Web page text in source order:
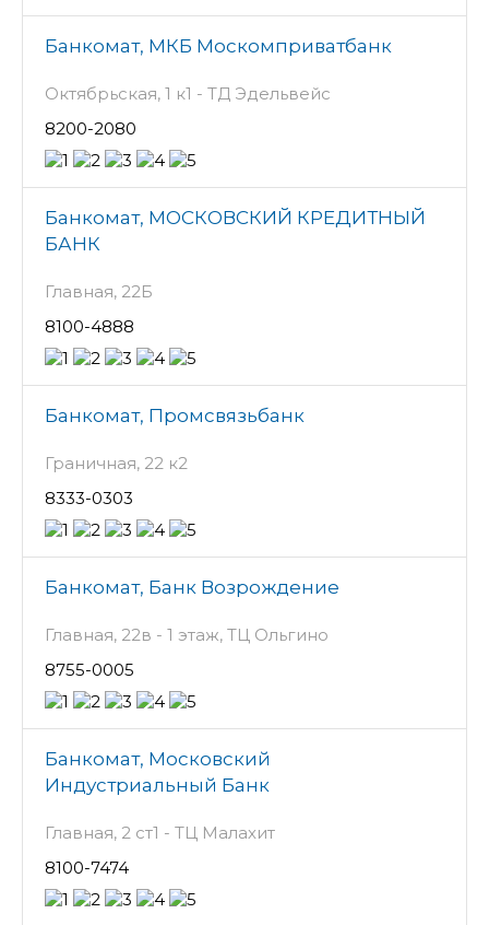
Банкомат, МКБ Москомприватбанк
Октябрьская, 1 к1 - ТД Эдельвейс
8200-2080
Банкомат, МОСКОВСКИЙ КРЕДИТНЫЙ
БАНК
Главная, 22Б
8100-4888
Банкомат, Промсвязьбанк
Граничная, 22 к2
8333-0303
Банкомат, Банк Возрождение
Главная, 22в - 1 этаж, ТЦ Ольгино
8755-0005
Банкомат, Московский
Индустриальный Банк
Главная, 2 ст1 - ТЦ Малахит
8100-7474